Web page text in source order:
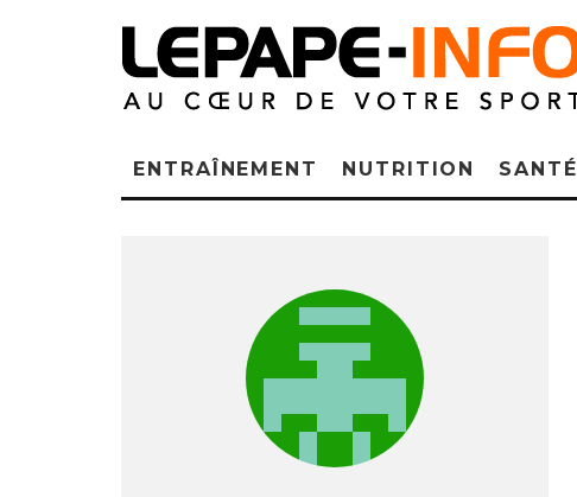
ENTRAÎNEMENT NUTRITION SANTÉ